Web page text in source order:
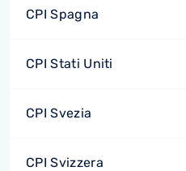
CPI Spagna
CPI Stati Uniti
CPI Svezia
CPI Svizzera